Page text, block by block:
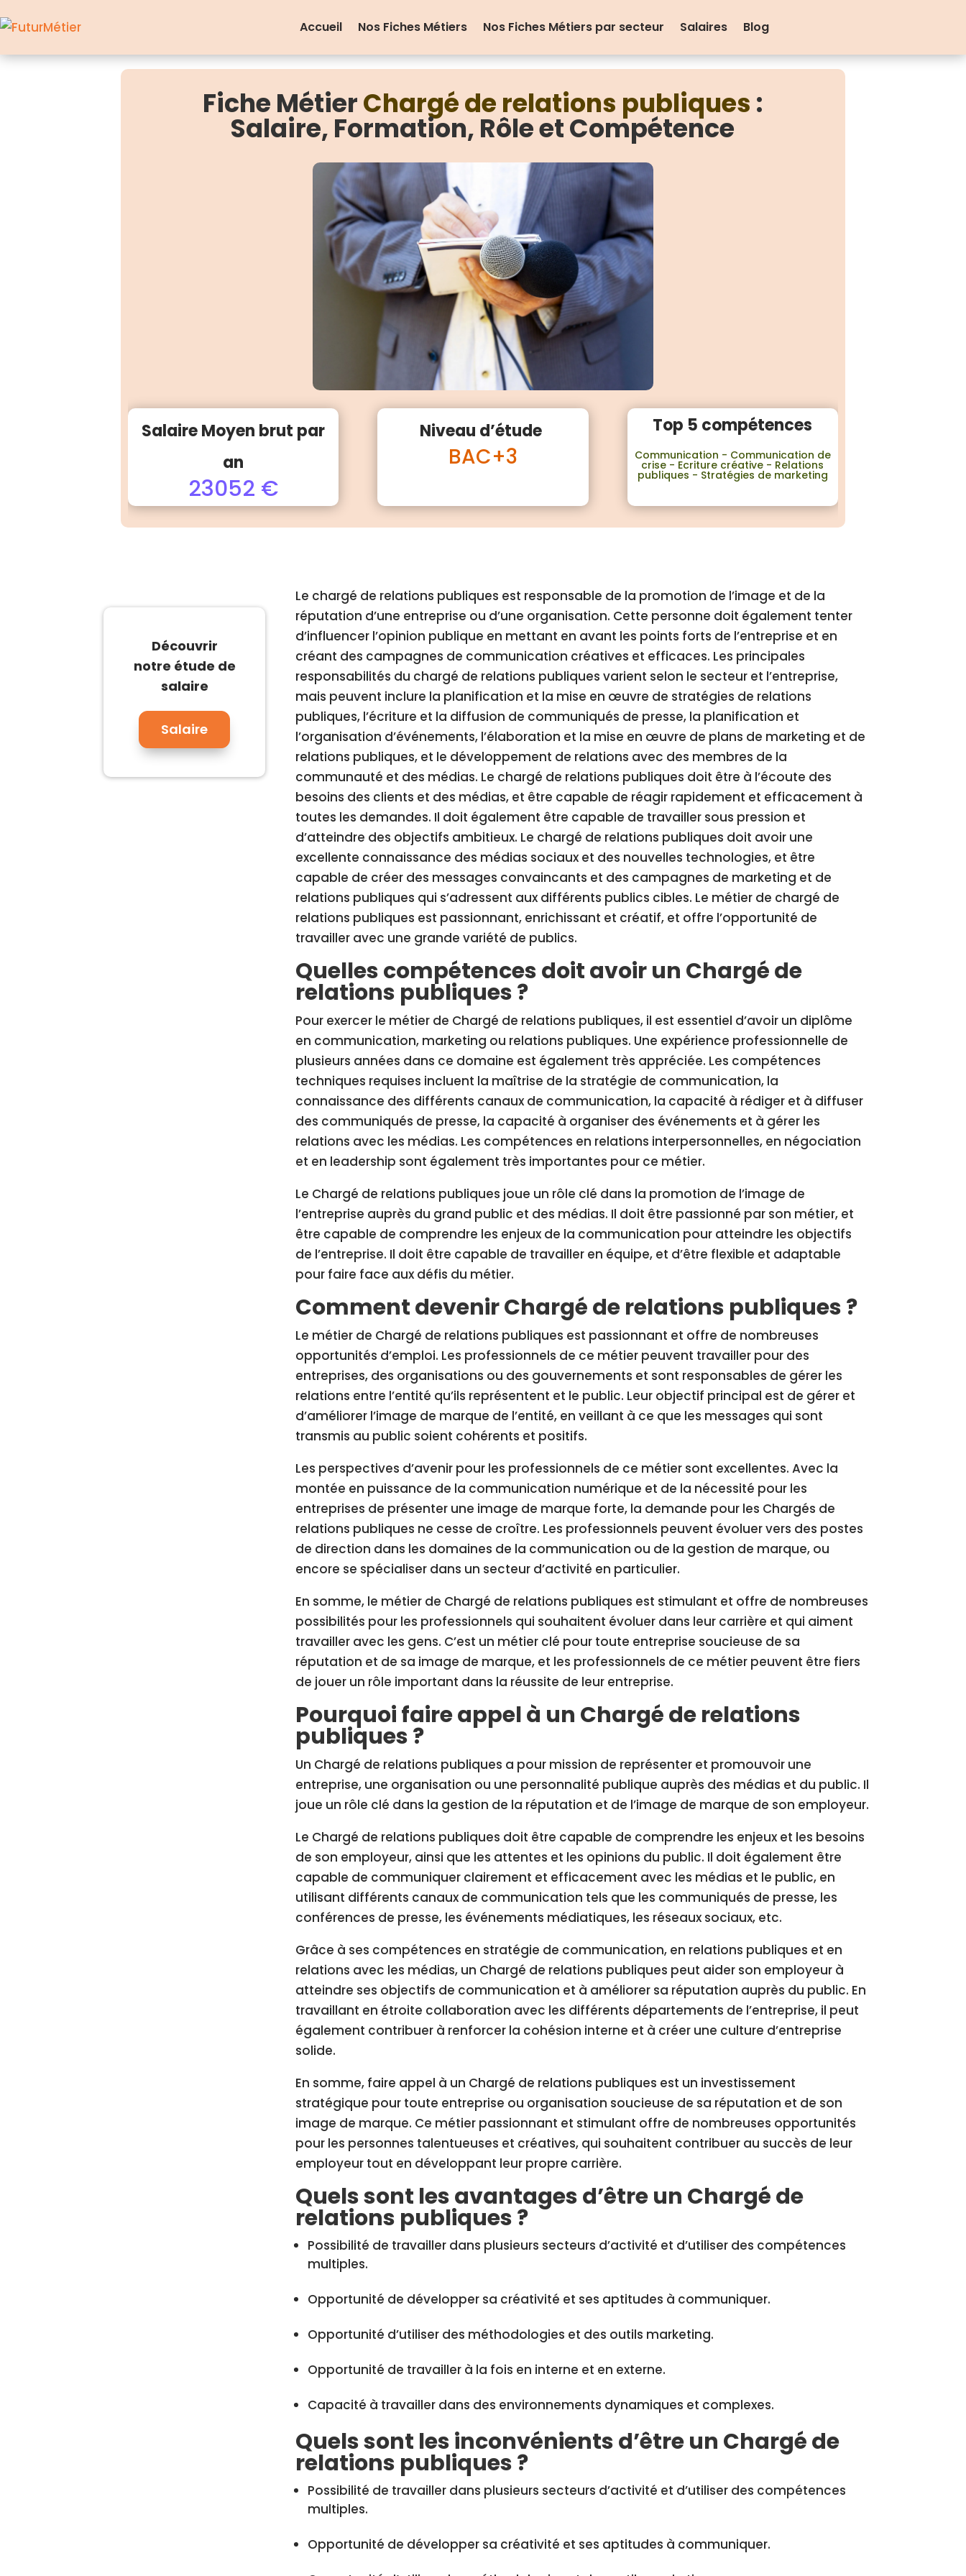
Accueil Nos Fiches Métiers Nos Fiches Métiers par secteur Salaires Blog
Fiche MétierChargé de relations publiques :
Salaire, Formation, Rôle et Compétence
Salaire Moyen brut par
an
23052 €
Niveau d’étude
BAC+3
Top 5 compétences
Communication - Communication de
crise - Ecriture créative - Relations
publiques - Stratégies de marketing
Découvrir
notre étude de
salaire
Salaire
Le chargé de relations publiques est responsable de la promotion de l’image et de la
réputation d’une entreprise ou d’une organisation. Cette personne doit également tenter
d’influencer l’opinion publique en mettant en avant les points forts de l’entreprise et en
créant des campagnes de communication créatives et efficaces. Les principales
responsabilités du chargé de relations publiques varient selon le secteur et l’entreprise,
mais peuvent inclure la planification et la mise en œuvre de stratégies de relations
publiques, l’écriture et la diffusion de communiqués de presse, la planification et
l’organisation d’événements, l’élaboration et la mise en œuvre de plans de marketing et de
relations publiques, et le développement de relations avec des membres de la
communauté et des médias. Le chargé de relations publiques doit être à l’écoute des
besoins des clients et des médias, et être capable de réagir rapidement et efficacement à
toutes les demandes. Il doit également être capable de travailler sous pression et
d’atteindre des objectifs ambitieux. Le chargé de relations publiques doit avoir une
excellente connaissance des médias sociaux et des nouvelles technologies, et être
capable de créer des messages convaincants et des campagnes de marketing et de
relations publiques qui s’adressent aux différents publics cibles. Le métier de chargé de
relations publiques est passionnant, enrichissant et créatif, et offre l’opportunité de
travailler avec une grande variété de publics.
Quelles compétences doit avoir un Chargé de
relations publiques ?
Pour exercer le métier de Chargé de relations publiques, il est essentiel d’avoir un diplôme
en communication, marketing ou relations publiques. Une expérience professionnelle de
plusieurs années dans ce domaine est également très appréciée. Les compétences
techniques requises incluent la maîtrise de la stratégie de communication, la
connaissance des différents canaux de communication, la capacité à rédiger et à diffuser
des communiqués de presse, la capacité à organiser des événements et à gérer les
relations avec les médias. Les compétences en relations interpersonnelles, en négociation
et en leadership sont également très importantes pour ce métier.
Le Chargé de relations publiques joue un rôle clé dans la promotion de l’image de
l’entreprise auprès du grand public et des médias. Il doit être passionné par son métier, et
être capable de comprendre les enjeux de la communication pour atteindre les objectifs
de l’entreprise. Il doit être capable de travailler en équipe, et d’être flexible et adaptable
pour faire face aux défis du métier.
Comment devenir Chargé de relations publiques ?
Le métier de Chargé de relations publiques est passionnant et offre de nombreuses
opportunités d’emploi. Les professionnels de ce métier peuvent travailler pour des
entreprises, des organisations ou des gouvernements et sont responsables de gérer les
relations entre l’entité qu’ils représentent et le public. Leur objectif principal est de gérer et
d’améliorer l’image de marque de l’entité, en veillant à ce que les messages qui sont
transmis au public soient cohérents et positifs.
Les perspectives d’avenir pour les professionnels de ce métier sont excellentes. Avec la
montée en puissance de la communication numérique et de la nécessité pour les
entreprises de présenter une image de marque forte, la demande pour les Chargés de
relations publiques ne cesse de croître. Les professionnels peuvent évoluer vers des postes
de direction dans les domaines de la communication ou de la gestion de marque, ou
encore se spécialiser dans un secteur d’activité en particulier.
En somme, le métier de Chargé de relations publiques est stimulant et offre de nombreuses
possibilités pour les professionnels qui souhaitent évoluer dans leur carrière et qui aiment
travailler avec les gens. C’est un métier clé pour toute entreprise soucieuse de sa
réputation et de sa image de marque, et les professionnels de ce métier peuvent être fiers
de jouer un rôle important dans la réussite de leur entreprise.
Pourquoi faire appel à un Chargé de relations
publiques ?
Un Chargé de relations publiques a pour mission de représenter et promouvoir une
entreprise, une organisation ou une personnalité publique auprès des médias et du public. Il
joue un rôle clé dans la gestion de la réputation et de l’image de marque de son employeur.
Le Chargé de relations publiques doit être capable de comprendre les enjeux et les besoins
de son employeur, ainsi que les attentes et les opinions du public. Il doit également être
capable de communiquer clairement et efficacement avec les médias et le public, en
utilisant différents canaux de communication tels que les communiqués de presse, les
conférences de presse, les événements médiatiques, les réseaux sociaux, etc.
Grâce à ses compétences en stratégie de communication, en relations publiques et en
relations avec les médias, un Chargé de relations publiques peut aider son employeur à
atteindre ses objectifs de communication et à améliorer sa réputation auprès du public. En
travaillant en étroite collaboration avec les différents départements de l’entreprise, il peut
également contribuer à renforcer la cohésion interne et à créer une culture d’entreprise
solide.
En somme, faire appel à un Chargé de relations publiques est un investissement
stratégique pour toute entreprise ou organisation soucieuse de sa réputation et de son
image de marque. Ce métier passionnant et stimulant offre de nombreuses opportunités
pour les personnes talentueuses et créatives, qui souhaitent contribuer au succès de leur
employeur tout en développant leur propre carrière.
Quels sont les avantages d’être un Chargé de
relations publiques ?
Possibilité de travailler dans plusieurs secteurs d’activité et d’utiliser des compétences
multiples.
Opportunité de développer sa créativité et ses aptitudes à communiquer.
Opportunité d’utiliser des méthodologies et des outils marketing.
Opportunité de travailler à la fois en interne et en externe.
Capacité à travailler dans des environnements dynamiques et complexes.
Quels sont les inconvénients d’être un Chargé de
relations publiques ?
Possibilité de travailler dans plusieurs secteurs d’activité et d’utiliser des compétences
multiples.
Opportunité de développer sa créativité et ses aptitudes à communiquer.